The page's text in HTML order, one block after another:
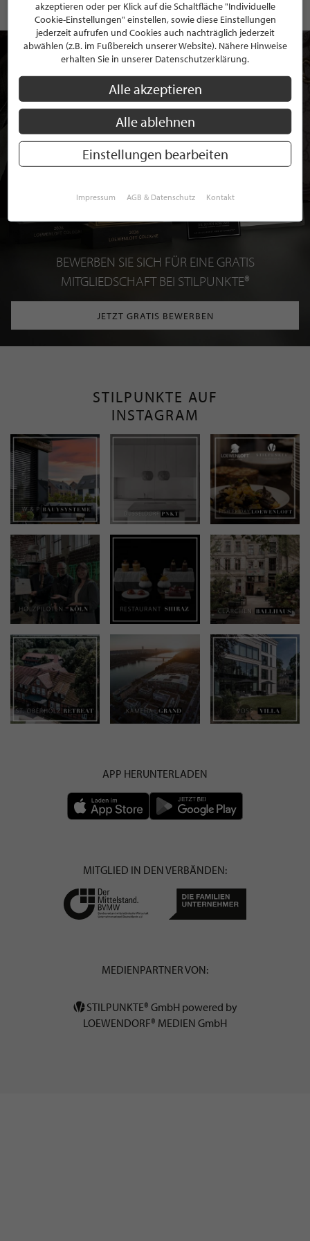
BEWERBEN SIE SICH FÜR EINE GRATIS
MITGLIEDSCHAFT BEI STILPUNKTE®
JETZT GRATIS BEWERBEN
STILPUNKTE AUF
INSTAGRAM
APP HERUNTERLADEN
MITGLIED IN DEN VERBÄNDEN:
MEDIENPARTNER VON:
STILPUNKTE® GmbH powered by
LOEWENDORF® MEDIEN GmbH
akzeptieren oder per Klick auf die Schaltfläche "Individuelle
Cookie-Einstellungen" einstellen, sowie diese Einstellungen
jederzeit aufrufen und Cookies auch nachträglich jederzeit
abwählen (z.B. im Fußbereich unserer Website). Nähere Hinweise
erhalten Sie in unserer Datenschutzerklärung.
Alle akzeptieren
Alle ablehnen
Einstellungen bearbeiten
Impressum AGB & Datenschutz Kontakt